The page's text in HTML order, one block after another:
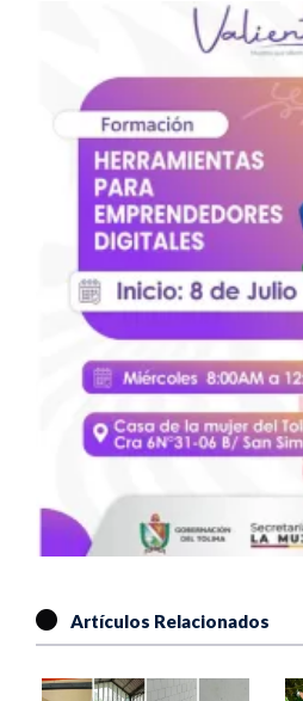
Artículos Relacionados